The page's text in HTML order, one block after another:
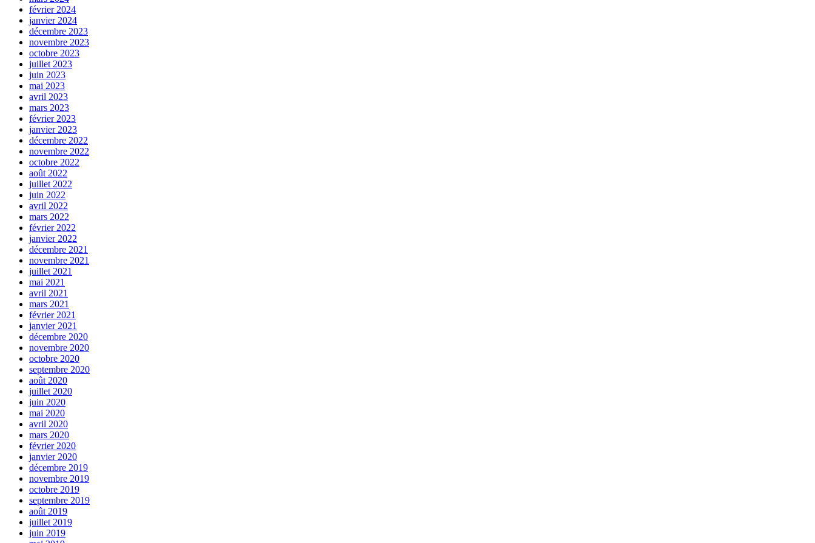
février 2024
janvier 2024
décembre 2023
novembre 2023
octobre 2023
juillet 2023
juin 2023
mai 2023
avril 2023
mars 2023
février 2023
janvier 2023
décembre 2022
novembre 2022
octobre 2022
août 2022
juillet 2022
juin 2022
avril 2022
mars 2022
février 2022
janvier 2022
décembre 2021
novembre 2021
juillet 2021
mai 2021
avril 2021
mars 2021
février 2021
janvier 2021
décembre 2020
novembre 2020
octobre 2020
septembre 2020
août 2020
juillet 2020
juin 2020
mai 2020
avril 2020
mars 2020
février 2020
janvier 2020
décembre 2019
novembre 2019
octobre 2019
septembre 2019
août 2019
juillet 2019
juin 2019